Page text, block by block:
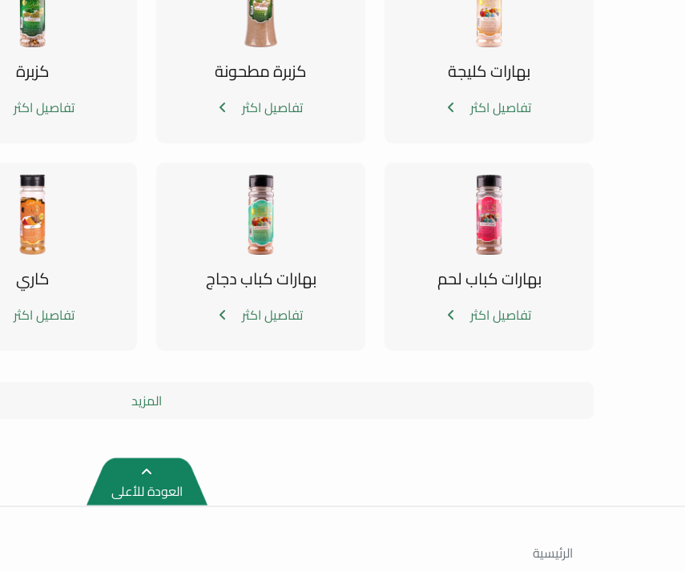
بهارات كليجة
تفاصيل اكثر
كزبرة مطحونة
تفاصيل اكثر
كزبرة
تفاصيل اكثر
بهارات كباب لحم
تفاصيل اكثر
بهارات كباب دجاج
تفاصيل اكثر
كاري
تفاصيل اكثر
المزيد
العودة للأعلى
الرئيسية